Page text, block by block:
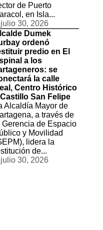
de Puerto
en Isla...
julio 30, 2026
Dumek
ordenó
predio en El
a los
se
la calle
Centro Histórico
San Felipe
Alcaldía Mayor de
a través de
Gerencia de Espacio
y Movilidad
lidera la
de...
julio 30, 2026